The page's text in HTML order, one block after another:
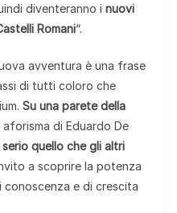
diventeranno i nuovi
Romani“.
avventura è una frase
di tutti coloro che
Su una parete della
di Eduardo De
quello che gli altri
a scoprire la potenza
e di crescita